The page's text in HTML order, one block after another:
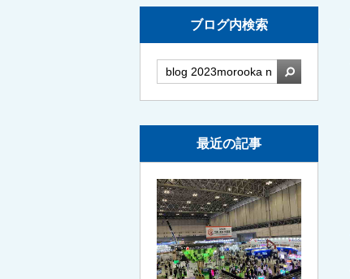
ブログ内検索
検索
最近の記事